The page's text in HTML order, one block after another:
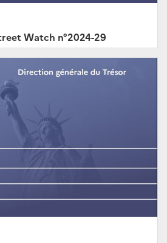
Watch n°2024-29